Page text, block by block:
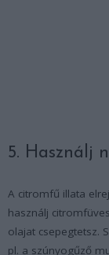
5. Használj
A citromfű illata
használj
olajat csepegtetsz.
pl. a szúnyogűző